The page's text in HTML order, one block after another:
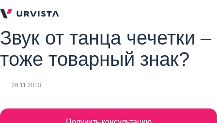
Звук от танца чечетки –
тоже товарный знак?
26.11.2013